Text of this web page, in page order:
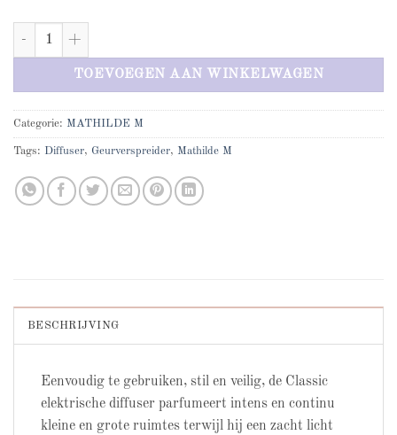
Mathilde M geurdiffuser aantal
TOEVOEGEN AAN WINKELWAGEN
Categorie: MATHILDE M
Tags: Diffuser, Geurverspreider, Mathilde M
BESCHRIJVING
Eenvoudig te gebruiken, stil en veilig, de Classic
elektrische diffuser parfumeert intens en continu
kleine en grote ruimtes terwijl hij een zacht licht